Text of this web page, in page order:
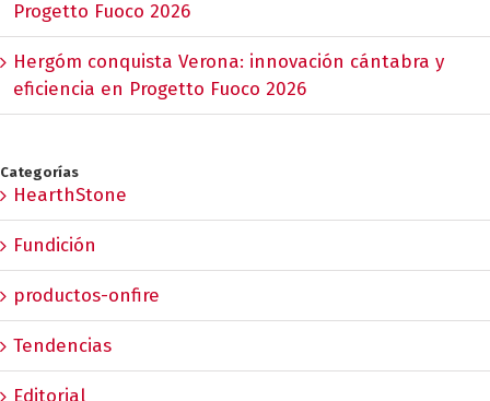
Progetto Fuoco 2026
Hergóm conquista Verona: innovación cántabra y
eficiencia en Progetto Fuoco 2026
Categorías
HearthStone
Fundición
productos-onfire
Tendencias
Editorial